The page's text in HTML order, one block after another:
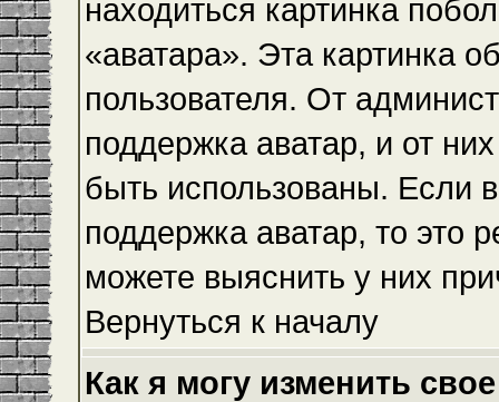
находиться картинка
«аватара». Эта картинка
пользователя. От
поддержка аватар, и от
быть использованы. Если
поддержка аватар, то это
можете выяснить у них
Вернуться к началу
Как я могу изменить